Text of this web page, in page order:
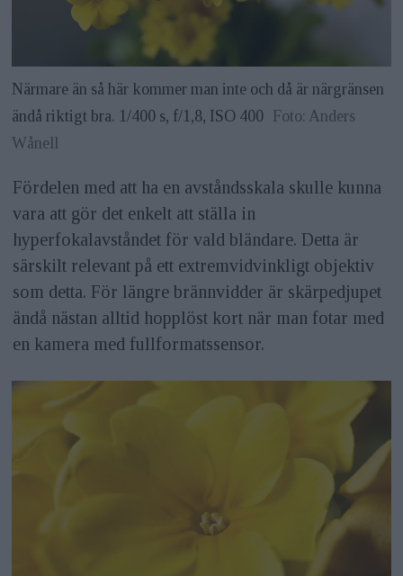
Närmare än så här kommer man inte och då är närgränsen
ändå riktigt bra. 1/400 s, f/1,8, ISO 400 Foto: Anders
Wånell
Fördelen med att ha en avståndsskala skulle kunna
vara att gör det enkelt att ställa in
hyperfokalavståndet för vald bländare. Detta är
särskilt relevant på ett extremvidvinkligt objektiv
som detta. För längre brännvidder är skärpedjupet
ändå nästan alltid hopplöst kort när man fotar med
en kamera med fullformatssensor.